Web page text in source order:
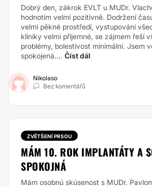
Dobrý den, zákrok EVLT u MUDr.
hodnotím velmi pozitivně. Dodržení
velmi pěkné prostředí, vystupování
kliniky velmi příjemné, se zájmem řeší
problémy, bolestivost minimální. Jsem
spokojená.... Číst dál
Nikolaso
Bez komentářů
ZVĚTŠENÍ PRSOU
MÁM 10. ROK IMPLANTÁTY A
SPOKOJNÁ
Mám osobnú skúsenost s MUDr.